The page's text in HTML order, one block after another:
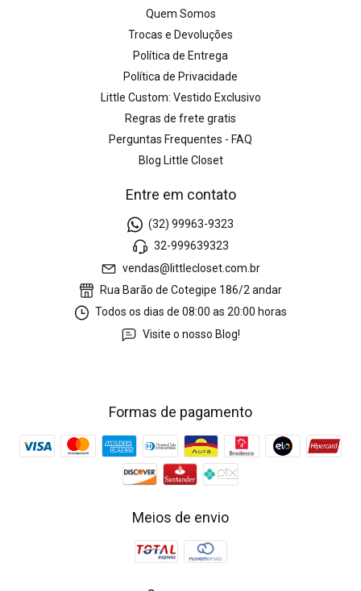
Quem Somos
Trocas e Devoluções
Política de Entrega
Política de Privacidade
Little Custom: Vestido Exclusivo
Regras de frete gratis
Perguntas Frequentes - FAQ
Blog Little Closet
Entre em contato
(32) 99963-9323
32-999639323
vendas@littlecloset.com.br
Rua Barão de Cotegipe 186/2 andar
Todos os dias de 08:00 as 20:00 horas
Visite o nosso Blog!
Formas de pagamento
Meios de envio